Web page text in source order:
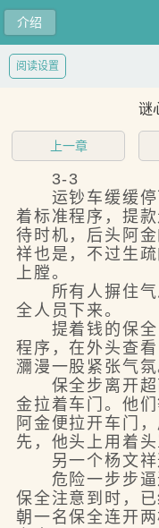
介绍
阅读设置
谜
上一章
3-3
运钞车缓缓停
着标准程序，提
待时机，后头阿
祥也是，不过生
上膛。
所有人摒住气
全人员下来。
提着钱的保全
程序，在外头查
瀰漫一股紧张气氛
保全步离开超
金拉着车门。他
阿金便拉开车门
先，他头上用着
另一个杨文祥
危险一步步逼
保全注意到时，
朝一名保全连开